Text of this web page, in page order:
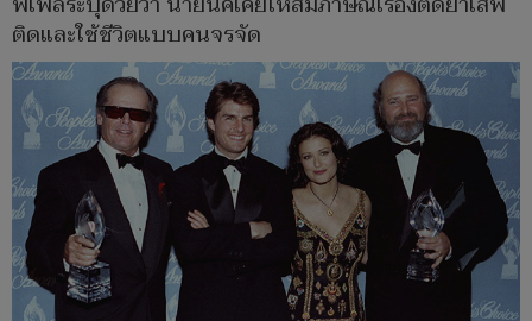
ติดและใช้ชีวิตแบบคนจรจัด